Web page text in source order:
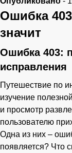
Ошибка
значит
Ошибка 403:
исправления
Путешествие по
изучение
и просмотр
пользователю
Одна из них –
появляется? Что
Ваше имя
Телефон